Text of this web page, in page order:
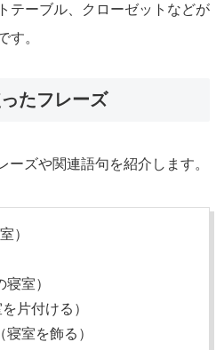
テーブル、クローゼットなどが
す。
たフレーズ
ーズや関連語句を紹介します。
）
室）
片付ける）
室を飾る）